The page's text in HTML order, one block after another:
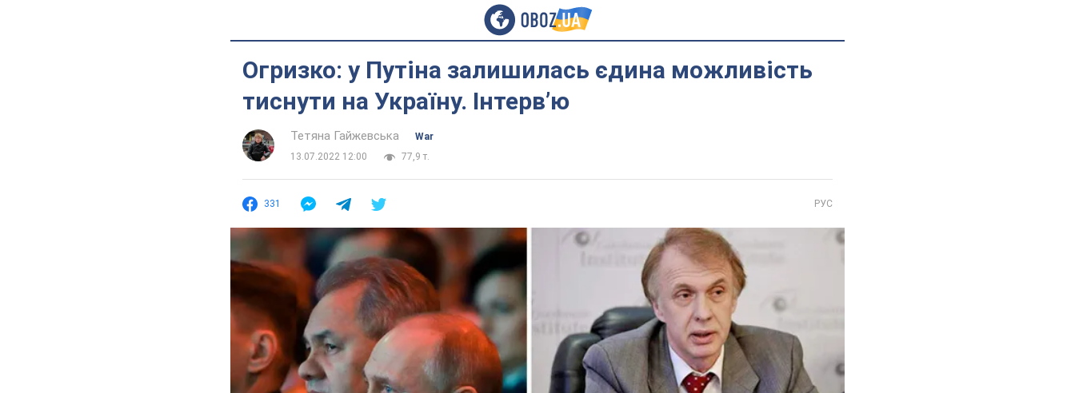
Огризко: у Путіна залишилась єдина можливість
тиснути на Україну. Інтерв’ю
Тетяна Гайжевська
War
13.07.2022 12:00
77,9 т.
331 РУС